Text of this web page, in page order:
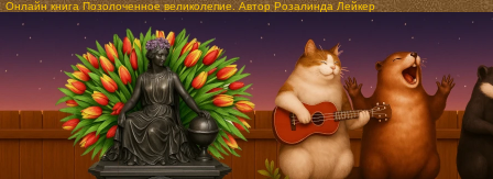
Онлайн книга Позолоченное великолепие. Автор Розалинда Лейкер